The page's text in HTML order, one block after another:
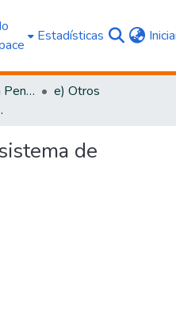
Estadísticas
1. Reforma a la Justicia Penal
e) Otros
justicia
de